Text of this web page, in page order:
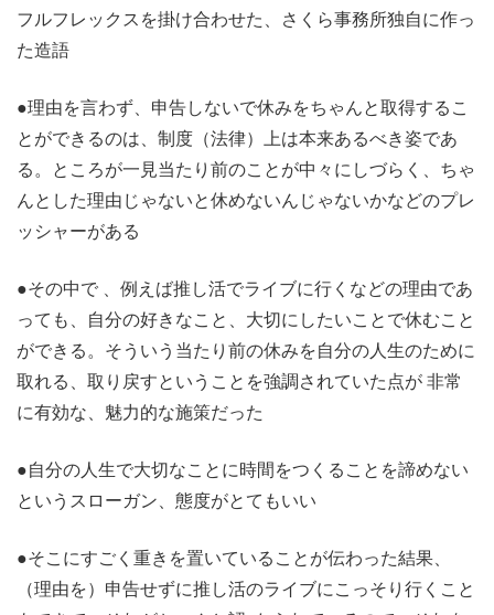
フルフレックスを掛け合わせた、さくら事務所独自に作っ
た造語
●理由を言わず、申告しないで休みをちゃんと取得するこ
とができるのは、制度（法律）上は本来あるべき姿であ
る。ところが一見当たり前のことが中々にしづらく、ちゃ
んとした理由じゃないと休めないんじゃないかなどのプレ
ッシャーがある
●その中で 、例えば推し活でライブに行くなどの理由であ
っても、自分の好きなこと、大切にしたいことで休むこと
ができる。そういう当たり前の休みを自分の人生のために
取れる、取り戻すということを強調されていた点が 非常
に有効な、魅力的な施策だった
●自分の人生で大切なことに時間をつくることを諦めない
というスローガン、態度がとてもいい
●そこにすごく重きを置いていることが伝わった結果、
（理由を）申告せずに推し活のライブにこっそり行くこと